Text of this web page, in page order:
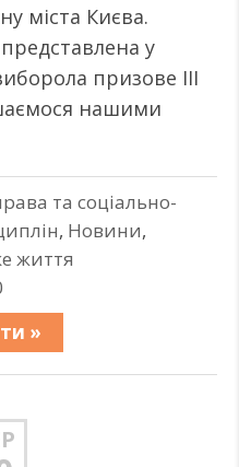
міста Києва.
у
призове ІІІ
нашими
та соціально-
, Новини,
життя
»